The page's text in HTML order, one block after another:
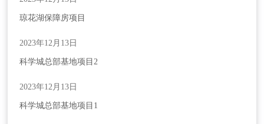
琼花湖保障房项目
2023年12月13日
科学城总部基地项目2
2023年12月13日
科学城总部基地项目1